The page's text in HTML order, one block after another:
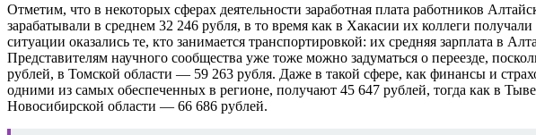
Отметим, что в некоторых сферах деятельности заработная плата работников
зарабатывали в среднем 32 246 рубля, в то время как в Хакасии их коллеги
ситуации оказались те, кто занимается транспортировкой: их средняя зарплата в
Представителям научного сообщества уже тоже можно задуматься о переезде,
рублей, в Томской области — 59 263 рубля. Даже в такой сфере, как финансы и
одними из самых обеспеченных в регионе, получают 45 647 рублей, тогда как в
Новосибирской области — 66 686 рублей.